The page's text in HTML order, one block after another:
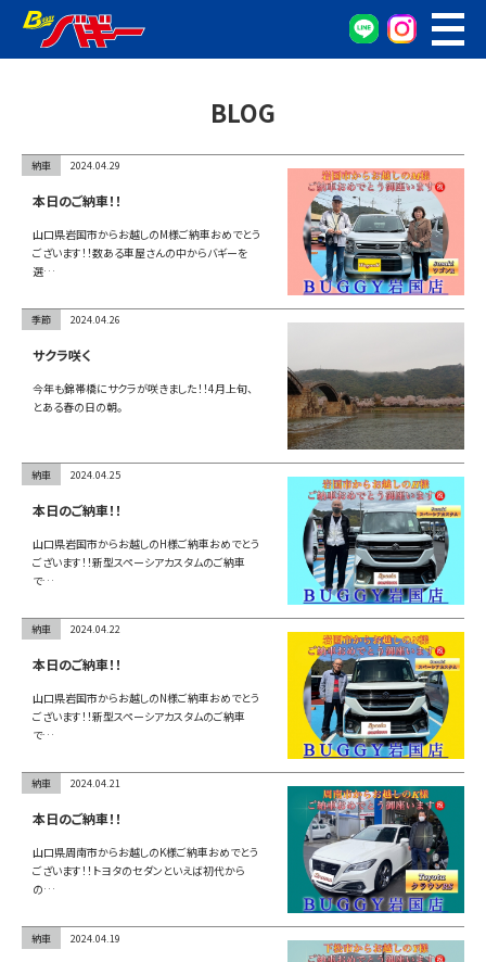
WEB予約
無料査定窓口
車両検索
車検/整備
グーネット在庫確認
お問い合わせ
BLOG
納車 2024.04.29
本日のご納車！！
山口県岩国市からお越しのM様ご納車おめでとう
ございます！！数ある車屋さんの中からバギーを
選…
季節 2024.04.26
サクラ咲く
今年も錦帯橋にサクラが咲きました！！4月上旬、
とある春の日の朝。
納車 2024.04.25
本日のご納車！！
山口県岩国市からお越しのH様ご納車おめでとう
ございます！！新型スペーシアカスタムのご納車
で…
納車 2024.04.22
本日のご納車！！
山口県岩国市からお越しのN様ご納車おめでとう
ございます！！新型スペーシアカスタムのご納車
で…
納車 2024.04.21
本日のご納車！！
山口県周南市からお越しのK様ご納車おめでとう
ございます！！トヨタのセダンといえば初代から
の…
納車 2024.04.19